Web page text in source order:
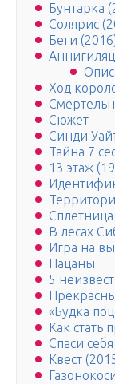
Бунтарка
Солярис
Беги
Ход
Сюжет
Синди
Тайна 7
13 этаж
Сплетница
В лесах
Игра на
Пацаны
5
«Будка
Как стать
Спаси
Квест